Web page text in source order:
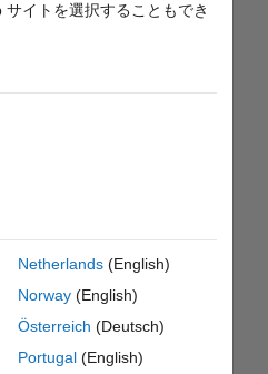
イトを選択することもでき
Netherlands(English)
Norway(English)
Österreich (Deutsch)
Portugal(English)